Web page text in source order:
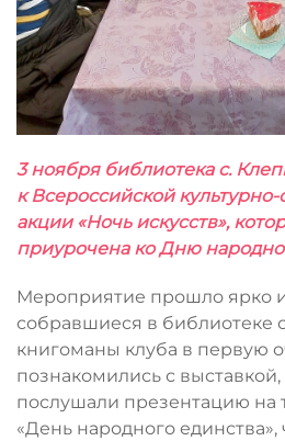
3 ноября библиотека с.
к Всероссийской
акции «Ночь искусств»,
приурочена ко Дню
Мероприятие прошло ярко
собравшиеся в библиотеке
книгоманы клуба в первую
познакомились с
послушали презентацию на
«День народного единства»,